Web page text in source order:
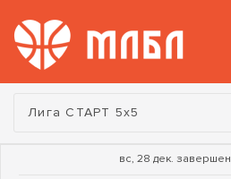
Турнир:
Лига СТАРТ 5х5
вс, 28 дек. завершен